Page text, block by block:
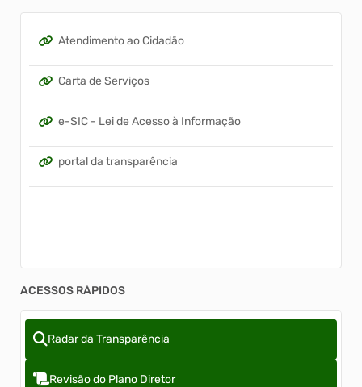
Atendimento ao Cidadão
Carta de Serviços
e-SIC - Lei de Acesso à Informação
portal da transparência
ACESSOS RÁPIDOS
Radar da Transparência
Revisão do Plano Diretor